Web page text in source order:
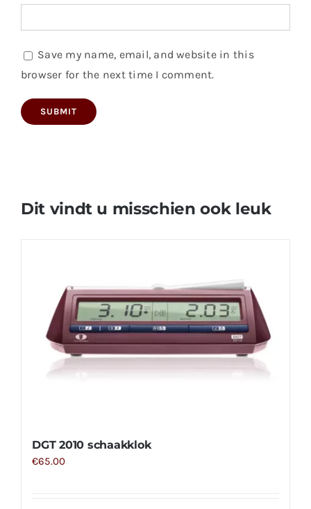
Save my name, email, and website in this
browser for the next time I comment.
Dit vindt u misschien ook leuk
DGT 2010 schaakklok
€65.00